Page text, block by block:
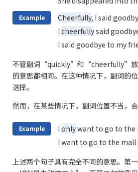
Example Cheerfully, I said
I cheerfullysaid
I said goodbye to my
不管副词“quickly”和“cheerfully”放
的意思都相同。在这种情况下，副词的
选择。
然而，在某些情况下，副词位置不当，
Example I onlywant to go to the
I want to go to the mall
上述两个句子具有完全不同的意思。第